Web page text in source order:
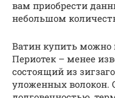
вам приобрести
небольшом
Ватин купить можно
Периотек – менее
состоящий из
уложенных волокон.